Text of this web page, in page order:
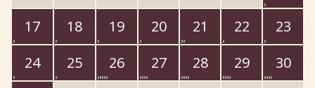
17
18 19 20 21 22
23
24
25 26 27 28 29
30